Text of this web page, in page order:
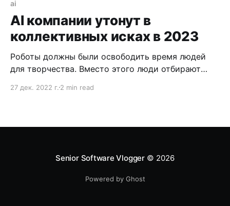
ai
AI компании утонут в
коллективных исках в 2023
Роботы должны были освободить время людей
для творчества. Вместо этого люди отбирают
Но зачем их переубеждать? ЧатГЭПЭТЕ и
нравится машины мыть чем писать стихи. Я вижу
27 дек. 2022 г. 2 min read
Senior Software Vlogger© 2026
Powered by Ghost